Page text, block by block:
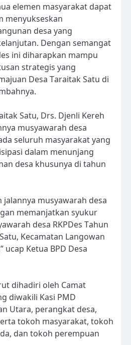
elemen masyarakat dapat
menyukseskan
desa yang
Dengan semangat
ini diharapkan mampu
strategis yang
Desa Taraitak Satu di
Satu, Drs. Djenli Kereh
musyawarah desa
seluruh masyarakat yang
dalam menunjang
desa khusunya di tahun
jalannya musyawarah desa
memanjatkan syukur
desa RKPDes Tahun
Kecamatan Langowan
ucap Ketua BPD Desa
dihadiri oleh Camat
diwakili Kasi PMD
Utara, perangkat desa,
tokoh masyarakat, tokoh
dan tokoh perempuan